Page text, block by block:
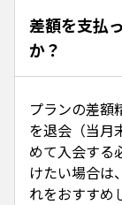
差額を支払
か？
プランの差額
を退会（当月
めて入会する
けたい場合
れをおすすめ